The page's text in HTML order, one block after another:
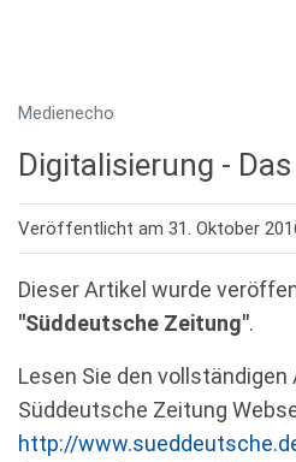
Medienecho
Digitalisierung -
Veröffentlicht am 31. Oktober
Dieser Artikel wurde
"Süddeutsche Zeitung".
Lesen Sie den
Süddeutsche Zeitung
http://